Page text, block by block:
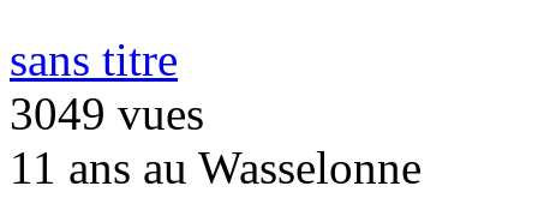
sans titre
3049 vues
11 ans au Wasselonne